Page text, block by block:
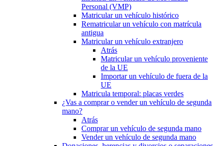
Personal (VMP)
Matricular un vehículo histórico
Rematricular un vehículo con matrícula
antigua
Matricular un vehículo extranjero
Atrás
Matricular un vehículo proveniente
de la UE
Importar un vehículo de fuera de la
UE
Matricula temporal: placas verdes
¿Vas a comprar o vender un vehículo de segunda
mano?
Atrás
Comprar un vehículo de segunda mano
Vender un vehículo de segunda mano